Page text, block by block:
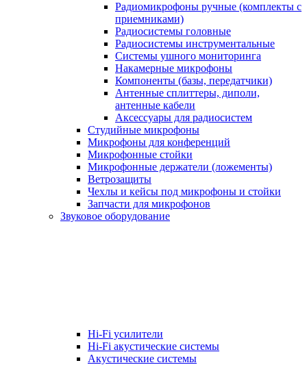
Радиомикрофоны ручные (комплекты с
приемниками)
Радиосистемы головные
Радиосистемы инструментальные
Системы ушного мониторинга
Накамерные микрофоны
Компоненты (базы, передатчики)
Антенные сплиттеры, диполи,
антенные кабели
Аксесcуары для радиосистем
Студийные микрофоны
Микрофоны для конференций
Микрофонные стойки
Микрофонные держатели (ложементы)
Ветрозащиты
Чехлы и кейсы под микрофоны и стойки
Запчасти для микрофонов
Звуковое оборудование
Hi-Fi усилители
Hi-Fi акустические системы
Акустические системы